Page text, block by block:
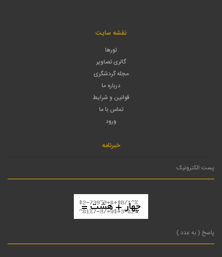
نقشه سایت
تورها
گالری تصاویر
مجله گردشگری
درباره ما
قوانین و شرایط
تماس با ما
ورود
خبرنامه